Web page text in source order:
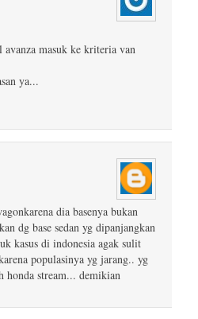
avanza masuk ke kriteria van
ya...
dia basenya bukan
dg base sedan yg dipanjangkan
kasus di indonesia agak sulit
populasinya yg jarang.. yg
honda stream... demikian